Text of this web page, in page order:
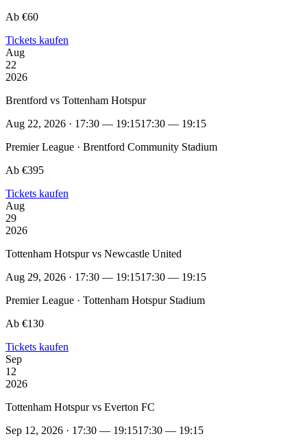
Ab €60
Tickets kaufen
Aug
22
2026
Brentford vs Tottenham Hotspur
Aug 22, 2026 · 17:30 — 19:1517:30 — 19:15
Premier League · Brentford Community Stadium
Ab €395
Tickets kaufen
Aug
29
2026
Tottenham Hotspur vs Newcastle United
Aug 29, 2026 · 17:30 — 19:1517:30 — 19:15
Premier League · Tottenham Hotspur Stadium
Ab €130
Tickets kaufen
Sep
12
2026
Tottenham Hotspur vs Everton FC
Sep 12, 2026 · 17:30 — 19:1517:30 — 19:15